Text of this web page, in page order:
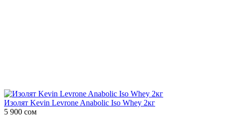
Изолят Kevin Levrone Anabolic Iso Whey 2кг
5 900 сом